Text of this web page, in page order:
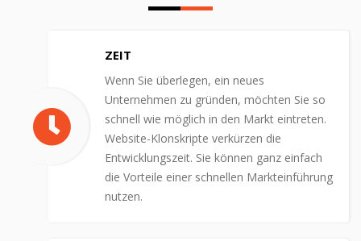
ZEIT
Wenn Sie überlegen, ein neues
Unternehmen zu gründen, möchten Sie so
schnell wie möglich in den Markt eintreten.
Website-Klonskripte verkürzen die
Entwicklungszeit. Sie können ganz einfach
die Vorteile einer schnellen Markteinführung
nutzen.